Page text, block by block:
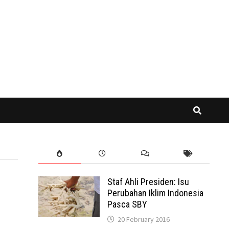
Staf Ahli Presiden: Isu
Perubahan Iklim Indonesia
Pasca SBY
20 February 2016